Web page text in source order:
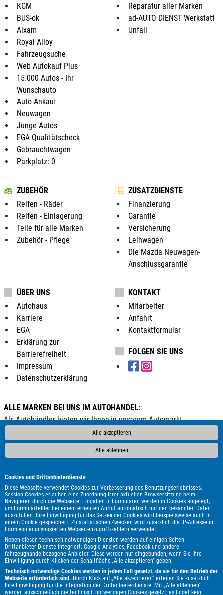
Alle akzeptieren
Alle ablehnen
Cookies und Drittanbieterdienste
Diese Webseite verwendet Cookies zur Verbesserung des Benutzungserlebnisses.
Session-Cookies erlauben eine Zuordnung Ihrer aktuellen Browsersitzung beim
Navigieren durch die Webseite. Eingaben in Formularen werden in Cookies abgelegt,
um Formularfelder bei einem erneuten Aufruf automatisch mit den bekannten Daten
auszufüllen. Ihre Einwilligung für das Setzen der Cookies wird beispielsweise auch in
einem Cookie gespeichert. Zu statistischen Zwecken wird zusätzlich die IP-Adresse in
Form von anonymisierten Webseitenzugriffszählern verwendet.
Neben diesen technisch notwendigen Diensten werden auf einigen Seiten
Drittanbieter-Dienste integriert: Google Analytics, Facebook und andere
fahrzeughandelbezogene Anbieter. Diese werden nur eingebunden, wenn Sie Ihre
Einwilligung durch Klicken der Schaltfläche „Alle akzeptieren" geben.
Technisch notwendige Cookies werden in jedem Fall gesetzt, da sie für den Betrieb der
Webseite erforderlich sind. Durch Klick auf „Alle akzeptieren" erteilen Sie zusätzlich
Ihre Einwilligung für die Integration der Drittanbieterdienste. Mit „Alle ablehnen"
werden ausschließlich die technisch notwendigen Cookies gesetzt; es findet kein
KGM
BUS-ok
Aixam
Royal Alloy
Fahrzeugsuche
Web Autokauf Plus
15.000 Autos - Ihr
Wunschauto
Auto Ankauf
Neuwagen
Junge Autos
EGA Qualitätscheck
Gebrauchtwagen
Parkplatz: 0
Reparatur aller Marken
ad-AUTO DIENST Werkstatt
Unfall
ZUBEHÖR
Reifen - Räder
Reifen - Einlagerung
Teile für alle Marken
Zubehör - Pflege
ZUSATZDIENSTE
Finanzierung
Garantie
Versicherung
Leihwagen
Die Mazda Neuwagen-
Anschlussgarantie
ÜBER UNS
Autohaus
Karriere
EGA
Erklärung zur
Barrierefreiheit
Impressum
Datenschutzerklärung
KONTAKT
Mitarbeiter
Anfahrt
Kontaktformular
FOLGEN SIE UNS
ALLE MARKEN BEI UNS IM AUTOHANDEL:
Als Autohändler bieten wir Ihnen in unserem Automarkt
Gebrauchtwagen, Jahreswagen und Neuwagen folgender
Automarken an:
Bentley
Borgward Bürstner
Chausson
Chevrolet Citroën Corvette Cupra
DAF
DFSK
DS Automobiles Dacia Dodge Etrusco
Fiat
Ford
GWM Genesis Honda Hyundai Itineo
Iveco
Jaguar
Jeep KGM Kia Knaus Lada
Land Rover
Leapmotor
Lexus MAN MF MG MINI
Malibu
Maserati
Maxus Mazda Mercedes-Benz
Mitsubishi
Mooveo
Nissan Opel Peugeot Plymouth
Porsche
Pössl Renault Royal Alloy Seat
Skoda
Smart
Ssangyong Subaru Suzuki Terex Tesla
Toyota